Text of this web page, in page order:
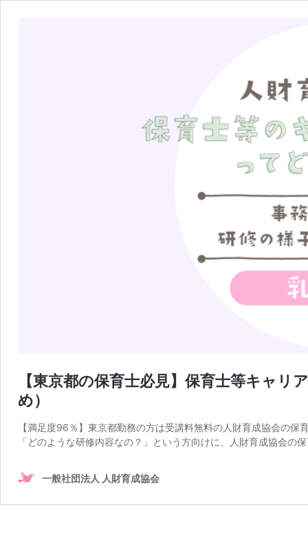
【東京都の保育士必見】保育士等キャ
め）
【満足度96％】東京都勤務の方は受講料無料の人財育成協会の
「どのような研修内容なの？」という方向けに、人財育成協会
一般社団法人 人財育成協会